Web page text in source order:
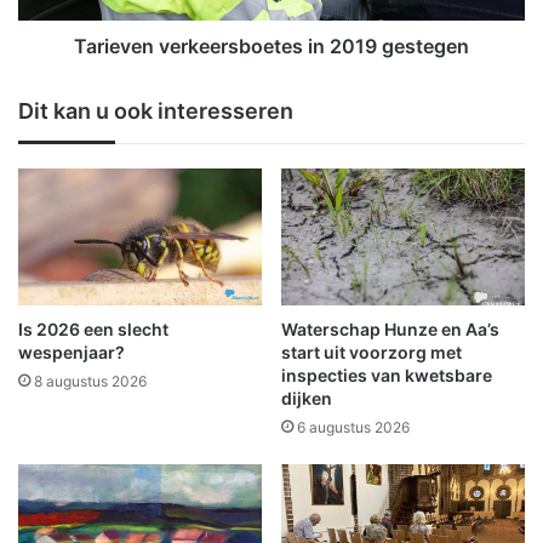
v
e
e
r
o
e
e
s
i
1
9
g
Tarieven verkeersboetes in 2019 gestegen
Dit kan u ook interesseren
Is 2026 een slecht
wespenjaar?
8 augustus 2026
Waterschap Hunze en Aa’s
start uit voorzorg met
inspecties van kwetsbare
dijken
6 augustus 2026